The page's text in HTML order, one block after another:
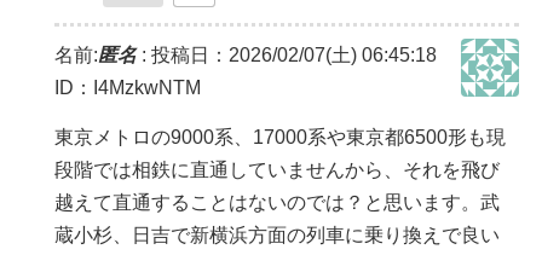
名前:匿名: 投稿日：2026/02/07(土) 06:45:18
ID：I4MzkwNTM
東京メトロの9000系、17000系や東京都6500形も現
段階では相鉄に直通していませんから、それを飛び
越えて直通することはないのでは？と思います。武
蔵小杉、日吉で新横浜方面の列車に乗り換えで良い